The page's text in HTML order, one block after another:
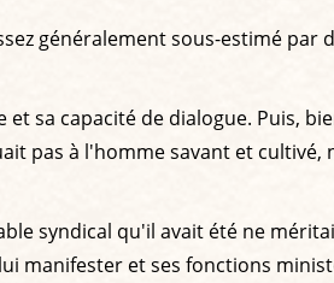
généralement sous-estimé par
sa capacité de dialogue. Puis,
pas à l'homme savant et cultivé,
syndical qu'il avait été ne
manifester et ses fonctions